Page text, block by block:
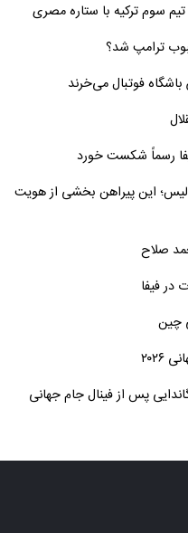
سوم ترکیه با ستاره مصری
ترامپ شد؟
فوتبال می‌خرند
رسماً شکست خورد
این پیراهن بخشی از هویت
صلاح
در فیفا
چین
پس از فینال جام جهانی